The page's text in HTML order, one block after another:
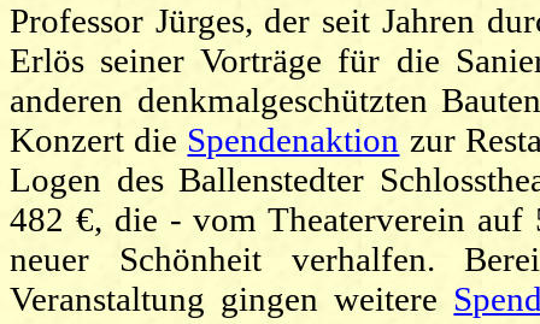
Professor Jürges, der seit Jahren
Erlös seiner Vorträge für die
anderen denkmalgeschützten
Konzert die Spendenaktion zur
Logen des Ballenstedter
482 €, die - vom Theaterverein auf
neuer Schönheit verhalfen.
Veranstaltung gingen weitere